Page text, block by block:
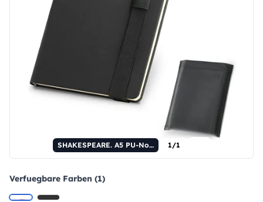
SHAKESPEARE. A5 PU-Notizbuch mit glatten, elfenbeinfarbenen Seiten. 1/1
Verfuegbare Farben (1)